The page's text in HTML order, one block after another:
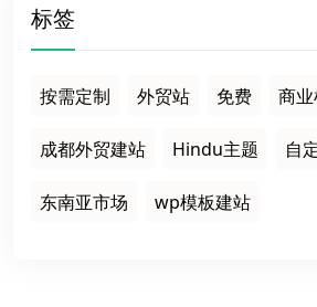
标签
按需定制 外贸站 免费 商
成都外贸建站 Hindu主题 自
东南亚市场 wp模板建站